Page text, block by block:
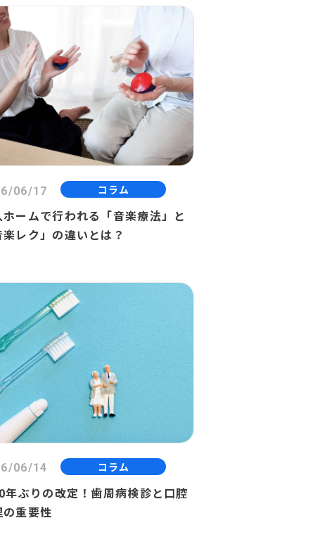
06/17 コラム
ホームで行われる「音楽療法」と
楽レク」の違いとは？
06/14 コラム
年ぶりの改定！歯周病検診と口腔
の重要性